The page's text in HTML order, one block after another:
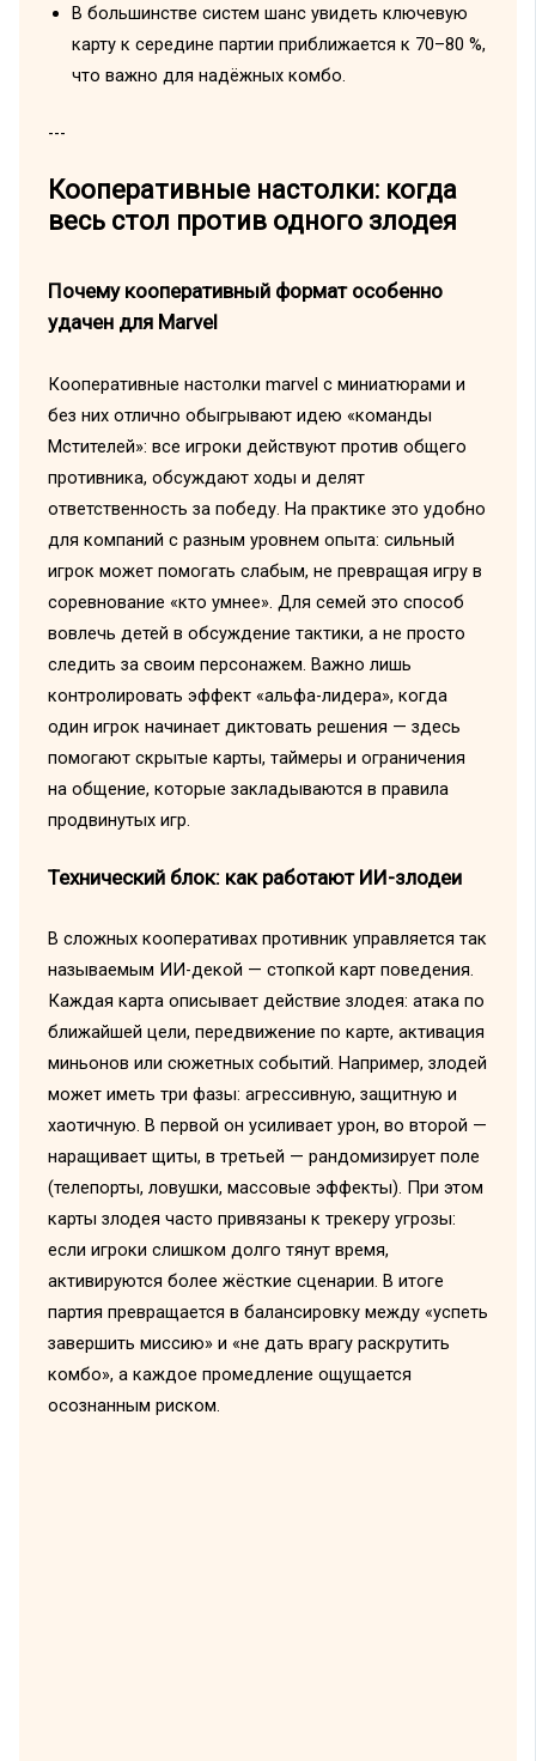
В большинстве систем шанс увидеть ключевую
карту к середине партии приближается к 70–80 %,
что важно для надёжных комбо.
---
Кооперативные настолки: когда
весь стол против одного злодея
Почему кооперативный формат особенно
удачен для Marvel
Кооперативные настолки marvel с миниатюрами и
без них отлично обыгрывают идею «команды
Мстителей»: все игроки действуют против общего
противника, обсуждают ходы и делят
ответственность за победу. На практике это удобно
для компаний с разным уровнем опыта: сильный
игрок может помогать слабым, не превращая игру в
соревнование «кто умнее». Для семей это способ
вовлечь детей в обсуждение тактики, а не просто
следить за своим персонажем. Важно лишь
контролировать эффект «альфа-лидера», когда
один игрок начинает диктовать решения — здесь
помогают скрытые карты, таймеры и ограничения
на общение, которые закладываются в правила
продвинутых игр.
Технический блок: как работают ИИ-злодеи
В сложных кооперативах противник управляется так
называемым ИИ-декой — стопкой карт поведения.
Каждая карта описывает действие злодея: атака по
ближайшей цели, передвижение по карте, активация
миньонов или сюжетных событий. Например, злодей
может иметь три фазы: агрессивную, защитную и
хаотичную. В первой он усиливает урон, во второй —
наращивает щиты, в третьей — рандомизирует поле
(телепорты, ловушки, массовые эффекты). При этом
карты злодея часто привязаны к трекеру угрозы:
если игроки слишком долго тянут время,
активируются более жёсткие сценарии. В итоге
партия превращается в балансировку между «успеть
завершить миссию» и «не дать врагу раскрутить
комбо», а каждое промедление ощущается
осознанным риском.